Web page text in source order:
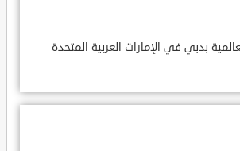
بدبي في الإمارات العربية المتحدة